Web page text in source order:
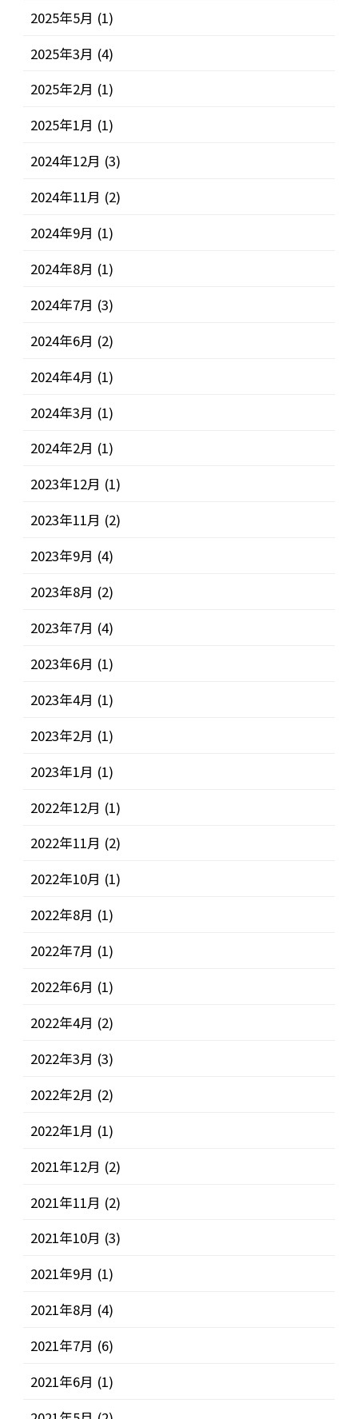
2025年5月 (1)
2025年3月 (4)
2025年2月 (1)
2025年1月 (1)
2024年12月 (3)
2024年11月 (2)
2024年9月 (1)
2024年8月 (1)
2024年7月 (3)
2024年6月 (2)
2024年4月 (1)
2024年3月 (1)
2024年2月 (1)
2023年12月 (1)
2023年11月 (2)
2023年9月 (4)
2023年8月 (2)
2023年7月 (4)
2023年6月 (1)
2023年4月 (1)
2023年2月 (1)
2023年1月 (1)
2022年12月 (1)
2022年11月 (2)
2022年10月 (1)
2022年8月 (1)
2022年7月 (1)
2022年6月 (1)
2022年4月 (2)
2022年3月 (3)
2022年2月 (2)
2022年1月 (1)
2021年12月 (2)
2021年11月 (2)
2021年10月 (3)
2021年9月 (1)
2021年8月 (4)
2021年7月 (6)
2021年6月 (1)